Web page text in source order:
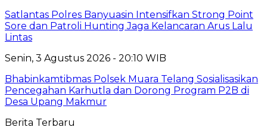
Satlantas Polres Banyuasin Intensifkan Strong Point
Sore dan Patroli Hunting Jaga Kelancaran Arus Lalu
Lintas
Senin, 3 Agustus 2026 - 20:10 WIB
Bhabinkamtibmas Polsek Muara Telang Sosialisasikan
Pencegahan Karhutla dan Dorong Program P2B di
Desa Upang Makmur
Berita Terbaru